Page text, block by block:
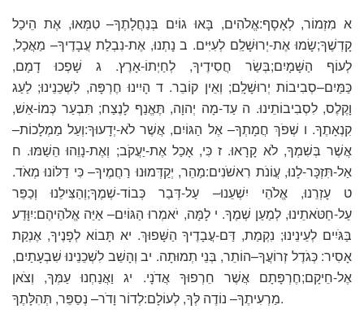
א מִזְמוֹר, לְאָסָף:אֱלֹהִים, בָּאוּ גוֹיִם בְּנַחֲלָתֶךָ– טִמְּאוּ, אֶת הֵיכַל
קָדְשֶׁךָ;שָׂמוּ אֶת-יְרוּשָׁלִַם לְעִיִּים. ב נָתְנוּ, אֶת-נִבְלַת עֲבָדֶיךָ– מַאֲכָל,
לְעוֹף הַשָּׁמָיִם;בְּשַׂר חֲסִידֶיךָ, לְחַיְתוֹ-אָרֶץ. ג שָׁפְכוּ דָמָם,
כַּמַּיִם–סְבִיבוֹת יְרוּשָׁלִָם; וְאֵין קוֹבֵר. ד הָיִינוּ חֶרְפָּה, לִשְׁכֵנֵינוּ; לַעַג
וָקֶלֶס, לִסְבִיבוֹתֵינוּ. ה עַד-מָה יְהוָה, תֶּאֱנַף לָנֶצַח; תִּבְעַר כְּמוֹ-אֵשׁ,
קִנְאָתֶךָ. ו שְׁפֹךְ חֲמָתְךָ– אֶל הַגּוֹיִם, אֲשֶׁר לֹא-יְדָעוּךָ:וְעַל מַמְלָכוֹת–
אֲשֶׁר בְּשִׁמְךָ, לֹא קָרָאוּ. ז כִּי, אָכַל אֶת-יַעֲקֹב; וְאֶת-נָוֵהוּ הֵשַׁמּוּ. ח
אַל-תִּזְכָּר-לָנוּ, עֲו‍ֹנֹת רִאשֹׁנִים:מַהֵר, יְקַדְּמוּנוּ רַחֲמֶיךָ– כִּי דַלּוֹנוּ מְאֹד.
ט עָזְרֵנוּ, אֱלֹהֵי יִשְׁעֵנוּ– עַל-דְּבַר כְּבוֹד-שְׁמֶךָ;וְהַצִּילֵנוּ וְכַפֵּר
עַל-חַטֹּאתֵינוּ, לְמַעַן שְׁמֶךָ. י לָמָּה, יֹאמְרוּ הַגּוֹיִם– אַיֵּה אֱלֹהֵיהֶם:יִוָּדַע
בַּגֹּיִים לְעֵינֵינוּ; נִקְמַת, דַּם-עֲבָדֶיךָ הַשָּׁפוּךְ. יא תָּבוֹא לְפָנֶיךָ, אֶנְקַת
אָסִיר: כְּגֹדֶל זְרוֹעֲךָ–הוֹתֵר, בְּנֵי תְמוּתָה. יב וְהָשֵׁב לִשְׁכֵנֵינוּ שִׁבְעָתַיִם,
אֶל-חֵיקָם;חֶרְפָּתָם אֲשֶׁר חֵרְפוּךָ אֲדֹנָי. יג וַאֲנַחְנוּ עַמְּךָ, וְצֹאן
מַרְעִיתֶךָ– נוֹדֶה לְּךָ, לְעוֹלָם:לְדוֹר וָדֹר– נְסַפֵּר, תְּהִלָּתֶךָ.